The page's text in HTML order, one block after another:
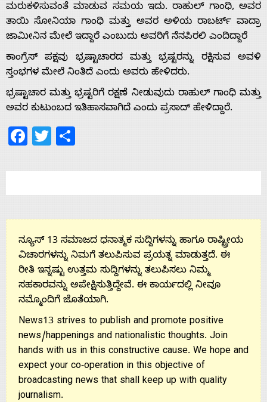
Advertise
With
s
Contact
Us
ಮರುಕಳಿಸುವಂತೆ ಮಾಡುವ ಸಮಯ ಇದು. ರಾಹುಲ್ ಗಾಂಧಿ, ಅವರ
ತಾಯಿ ಸೋನಿಯಾ ಗಾಂಧಿ ಮತ್ತು ಅವರ ಅಳಿಯ ರಾಬರ್ಟ್ ವಾದ್ರಾ
ಜಾಮೀನಿನ ಮೇಲೆ ಇದ್ದಾರೆ ಎಂಬುದು ಅವರಿಗೆ ನೆನಪಿರಲಿ ಎಂದಿದ್ದಾರೆ
ಕಾಂಗ್ರೆಸ್ ಪಕ್ಷವು ಭ್ರಷ್ಟಾಚಾರದ ಮತ್ತು ಭ್ರಷ್ಟರನ್ನು ರಕ್ಷಿಸುವ ಅವಳಿ
ಸ್ತಂಭಗಳ ಮೇಲೆ ನಿಂತಿದೆ ಎಂದು ಅವರು ಹೇಳಿದರು.
ಭ್ರಷ್ಟಾಚಾರ ಮತ್ತು ಭ್ರಷ್ಟರಿಗೆ ರಕ್ಷಣೆ ನೀಡುವುದು ರಾಹುಲ್ ಗಾಂಧಿ ಮತ್ತು
ಅವರ ಕುಟುಂಬದ ಇತಿಹಾಸವಾಗಿದೆ ಎಂದು ಪ್ರಸಾದ್ ಹೇಳಿದ್ದಾರೆ.
Facebook
Twitter
ನ್ಯೂಸ್ 13 ಸಮಾಜದ ಧನಾತ್ಮಕ ಸುದ್ದಿಗಳನ್ನು ಹಾಗೂ ರಾಷ್ಟ್ರೀಯ
ವಿಚಾರಗಳನ್ನು ನಿಮಗೆ ತಲುಪಿಸುವ ಪ್ರಯತ್ನ ಮಾಡುತ್ತದೆ. ಈ
ರೀತಿ ಇನ್ನಷ್ಟು ಉತ್ತಮ ಸುದ್ದಿಗಳನ್ನು ತಲುಪಿಸಲು ನಿಮ್ಮ
ಸಹಕಾರವನ್ನು ಅಪೇಕ್ಷಿಸುತ್ತಿದ್ದೇವೆ. ಈ ಕಾರ್ಯದಲ್ಲಿ ನೀವೂ
ನಮ್ಮೊಂದಿಗೆ ಜೊತೆಯಾಗಿ.
News13 strives to publish and promote positive
news/happenings and nationalistic thoughts. Join
hands with us in this constructive cause. We hope and
expect your co-operation in this objective of
broadcasting news that shall keep up with quality
journalism.